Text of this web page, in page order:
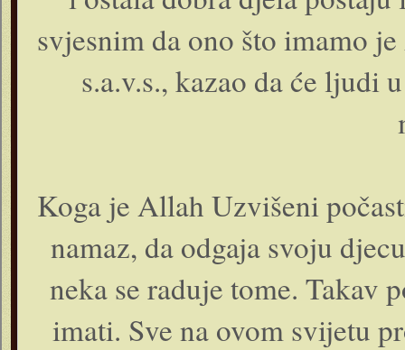
svjesnim da ono što imamo
s.a.v.s., kazao da će
Koga je Allah Uzvišeni
namaz, da odgaja svoju
neka se raduje tome. Takav
imati. Sve na ovom svijetu